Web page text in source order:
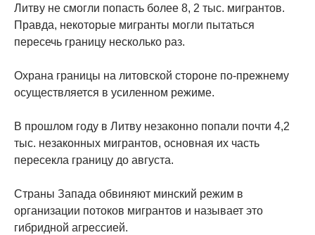
Литву не смогли попасть более 8, 2 тыс. мигрантов.
Правда, некоторые мигранты могли пытаться
пересечь границу несколько раз.
Охрана границы на литовской стороне по-прежнему
осуществляется в усиленном режиме.
В прошлом году в Литву незаконно попали почти 4,2
тыс. незаконных мигрантов, основная их часть
пересекла границу до августа.
Страны Запада обвиняют минский режим в
организации потоков мигрантов и называет это
гибридной агрессией.